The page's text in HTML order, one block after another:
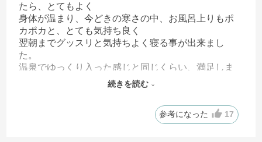
たら、とてもよく
身体が温まり、今どきの寒さの中、お風呂上りもポ
カポカと、とても気持ち良く
翌朝までグッスリと気持ちよく寝る事が出来まし
た。
温泉でゆっくり入った感じと同じくらい、満足しま
続きを読む
参考になった 17